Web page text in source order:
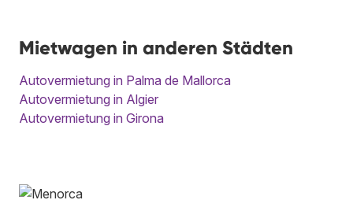
Mietwagen in anderen Städten
Autovermietung in Palma de Mallorca
Autovermietung in Algier
Autovermietung in Girona